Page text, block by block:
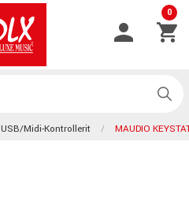
0
USB/Midi-Kontrollerit MAUDIO